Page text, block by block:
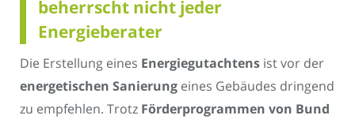
beherrscht nicht jeder
Energieberater
Die Erstellung eines Energiegutachtens ist vor der
energetischen Sanierung eines Gebäudes dringend
zu empfehlen. Trotz Förderprogrammen von Bund